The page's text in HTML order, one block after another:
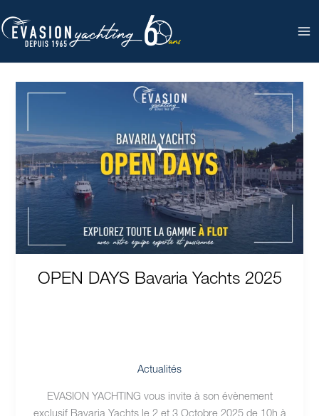
au
contenu
visite bavaria
OPEN DAYS Bavaria Yachts 2025
Actualités
EVASION YACHTING vous invite à son évènement
OPEN
DAYS
Yachts
2025